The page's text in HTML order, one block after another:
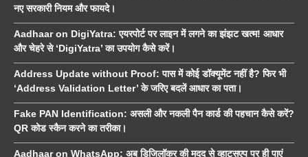
नए सरकारी नियम और फायदे।
Aadhaar on DigiYatra: एयरपोर्ट पर लाइन में लगने का झंझट खत्म! आधार
और चेहरे से ‘DigiYatra’ का उपयोग कैसे करें।
Address Update without Proof: पास में कोई डॉक्यूमेंट नहीं है? फिर भी
‘Address Validation Letter’ के जरिए बदलें आधार का पता।
Fake PAN Identification: असली और नकली पैन कार्ड की पहचान कैसे करें?
QR कोड स्कैन करने का तरीका।
Aadhaar on WhatsApp: अब डिजिलॉकर की मदद से व्हाट्सएप पर ही पाएं